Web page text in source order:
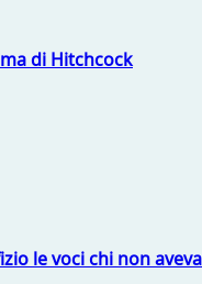
di Hitchcock
le voci chi non